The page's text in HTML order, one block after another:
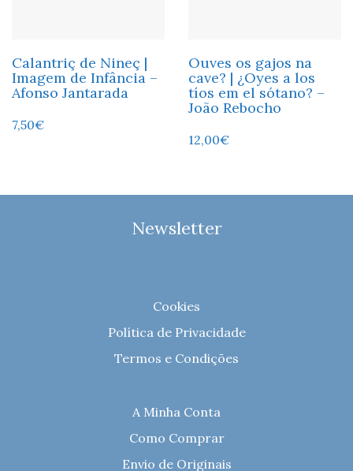
Calantriç de Nineç |
Imagem de Infância –
Afonso Jantarada
7,50€
Ouves os gajos na
cave? | ¿Oyes a los
tíos em el sótano? –
João Rebocho
12,00€
Newsletter
Cookies
Política de Privacidade
Termos e Condições
A Minha Conta
Como Comprar
Envio de Originais